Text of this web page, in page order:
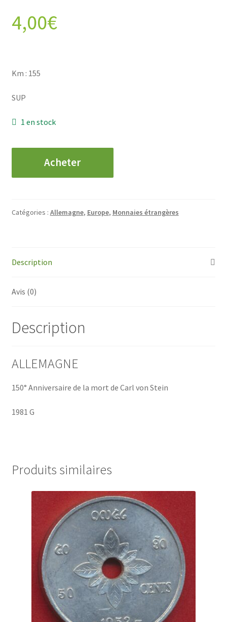
4,00€
Km : 155
SUP
1 en stock
ALLEMAGNE
Mark
Stein
1984
Acheter
Catégories : Allemagne, Europe, Monnaies étrangères
Description
Avis (0)
Description
ALLEMAGNE
150° Anniversaire de la mort de Carl von Stein
1981 G
Produits similaires